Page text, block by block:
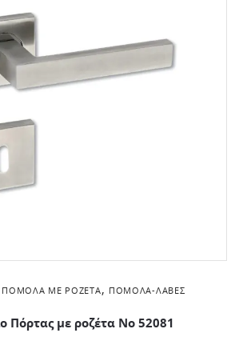
ΠΌΜΟΛΑ ΜΕ ΡΟΖΈΤΑ, ΠΌΜΟΛΑ-ΛΑΒΈΣ
Πόρτας με ροζέτα No 52081